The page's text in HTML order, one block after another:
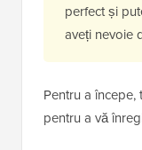
perfect și
aveți nevoie
Pentru a începe,
pentru a vă